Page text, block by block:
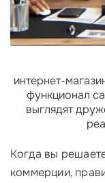
интернет-
функционал
выглядят
Когда вы
коммерции,